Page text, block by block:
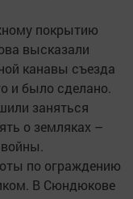
покрытию
высказали
канавы съезда
и было сделано.
заняться
о земляках –
войны.
по ограждению
В Сюндюкове